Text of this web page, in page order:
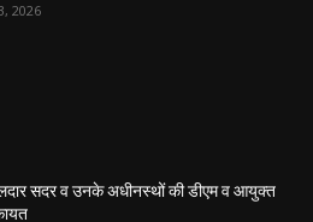
2026
सदर व उनके अधीनस्थों की डीएम व आयुक्त